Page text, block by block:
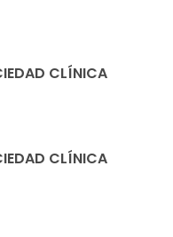
CLÍNICA
CLÍNICA